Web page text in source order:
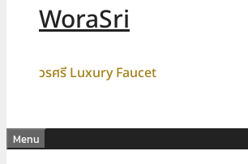
WoraSri
วรศรี Luxury Faucet
Menu